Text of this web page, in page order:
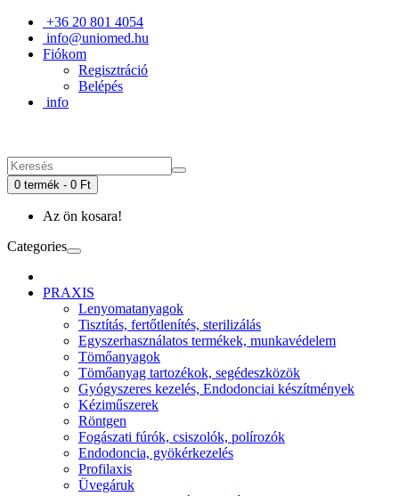
+36 20 801 4054
info@uniomed.hu
Fiókom
Regisztráció
Belépés
info
0 termék - 0 Ft
Az ön kosara!
Categories
PRAXIS
Lenyomatanyagok
Tisztítás, fertőtlenítés, sterilizálás
Egyszerhasználatos termékek, munkavédelem
Tömőanyagok
Tömőanyag tartozékok, segédeszközök
Gyógyszeres kezelés, Endodonciai készítmények
Kéziműszerek
Röntgen
Fogászati fúrók, csiszolók, polírozók
Endodoncia, gyökérkezelés
Profilaxis
Üvegáruk